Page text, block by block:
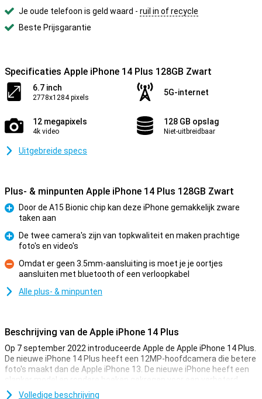
Je oude telefoon is geld waard - ruil in of recycle
Beste Prijsgarantie
Specificaties Apple iPhone 14 Plus 128GB Zwart
6.7 inch
2778x1284 pixels
5G-internet
12 megapixels
4k video
128 GB opslag
Niet-uitbreidbaar
Uitgebreide specs
Plus- & minpunten Apple iPhone 14 Plus 128GB Zwart
Pluspunt
Door de A15 Bionic chip kan deze iPhone gemakkelijk zware
taken aan
Pluspunt
De twee camera's zijn van topkwaliteit en maken prachtige
foto's en video's
Minpunt
Omdat er geen 3.5mm-aansluiting is moet je je oortjes
aansluiten met bluetooth of een verloopkabel
Alle plus- & minpunten
Beschrijving van de Apple iPhone 14 Plus
Op 7 september 2022 introduceerde Apple de Apple iPhone 14 Plus.
De nieuwe iPhone 14 Plus heeft een 12MP-hoofdcamera die betere
foto's maakt dan de Apple iPhone 13. De nieuwe iPhone heeft een
slanker model en rondere hoeken gekregen voor een verbeterd
ontwerp.Volledige beschrijving